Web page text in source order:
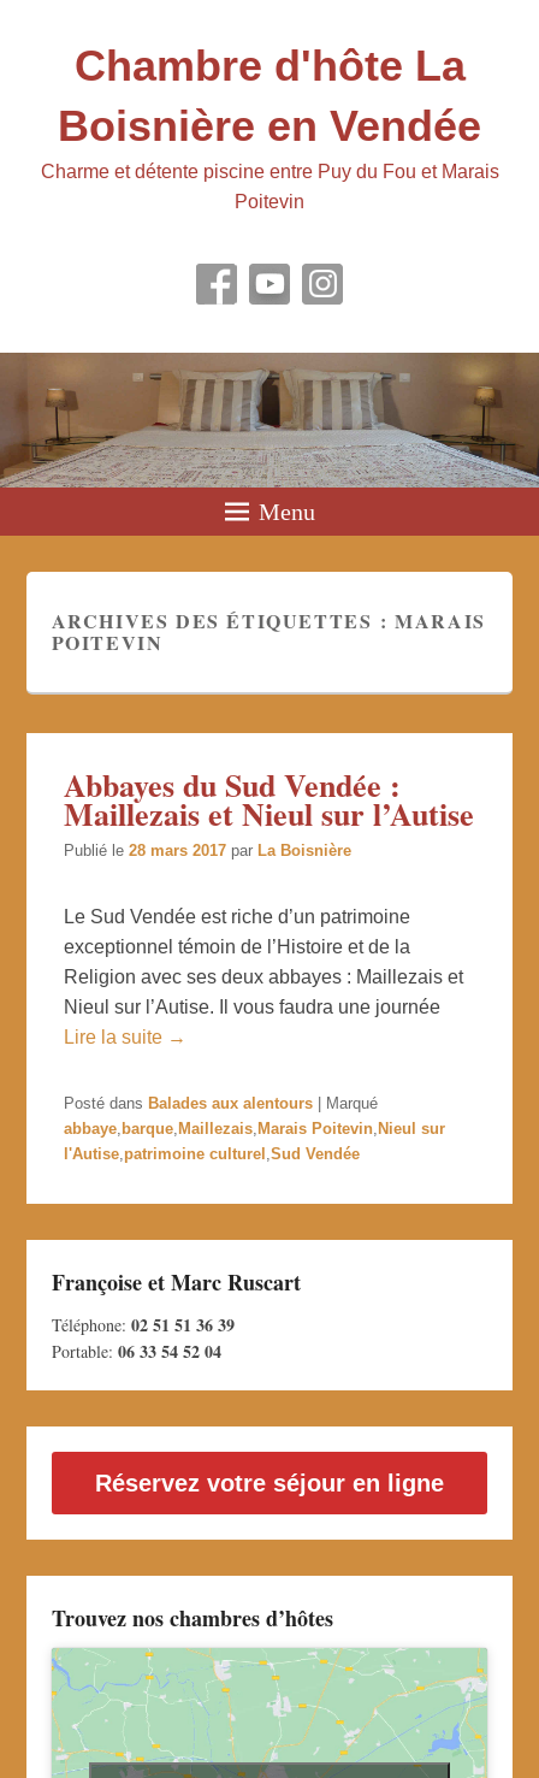
Chambre d'hôte La
Boisnière en Vendée
Charme et détente piscine entre Puy du Fou et Marais
Poitevin
Menu
ARCHIVES DES ÉTIQUETTES :MARAIS
POITEVIN
Abbayes du Sud Vendée :
Maillezais et Nieul sur l’Autise
Publié le28 mars 2017 par La Boisnière
Le Sud Vendée est riche d’un patrimoine
exceptionnel témoin de l’Histoire et de la
Religion avec ses deux abbayes : Maillezais et
Nieul sur l’Autise. Il vous faudra une journée
Lire la suite →
Posté dans Balades aux alentours
Marqué
abbaye barque Maillezais Marais Poitevin Nieul sur
l'Autise patrimoine culturel ,Sud Vendée
Françoise et Marc Ruscart
Téléphone:02 51 51 36 39
Portable:06 33 54 52 04
Réservez votre séjour en ligne
Trouvez nos chambres d’hôtes